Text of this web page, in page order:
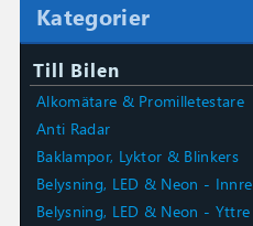
Kategorier
Till Bilen
Alkomätare & Promilletestare
Anti Radar
Baklampor, Lyktor & Blinkers
Belysning, LED & Neon - Innre
Belysning, LED & Neon - Yttre